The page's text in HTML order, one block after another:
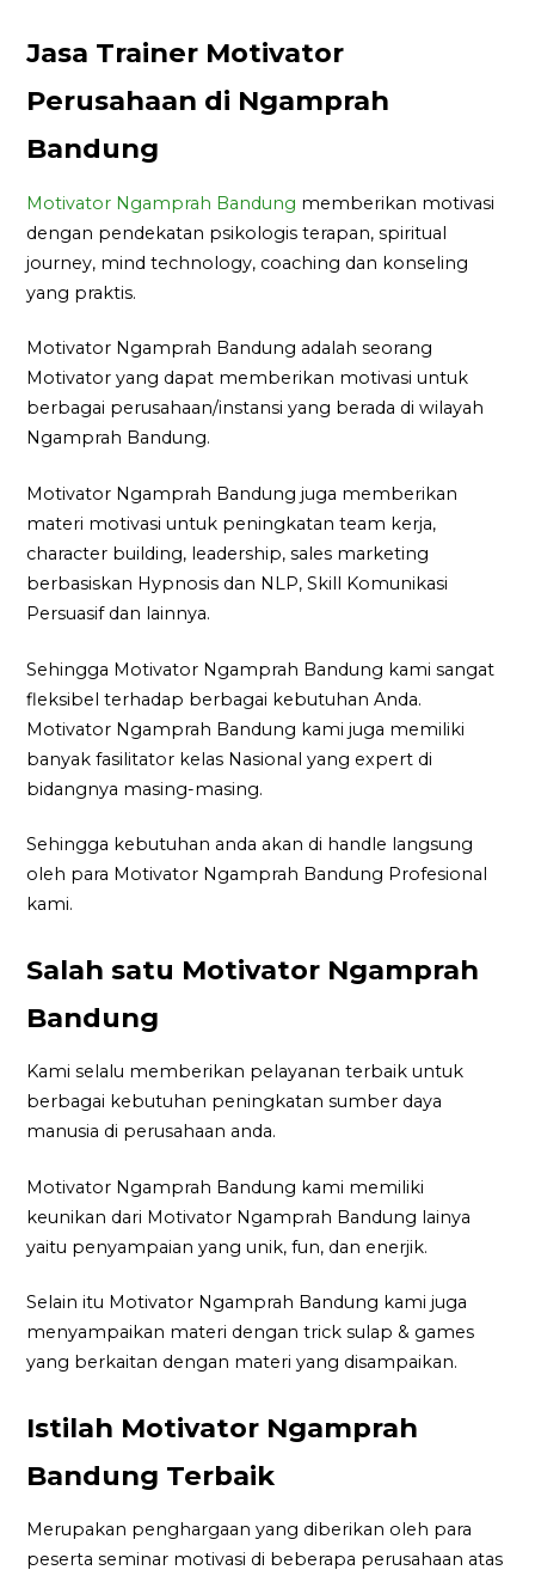
Jasa Trainer Motivator
Perusahaan di Ngamprah
Bandung
Motivator Ngamprah Bandung memberikan motivasi
dengan pendekatan psikologis terapan, spiritual
journey, mind technology, coaching dan konseling
yang praktis.
Motivator Ngamprah Bandung adalah seorang
Motivator yang dapat memberikan motivasi untuk
berbagai perusahaan/instansi yang berada di wilayah
Ngamprah Bandung.
Motivator Ngamprah Bandung juga memberikan
materi motivasi untuk peningkatan team kerja,
character building, leadership, sales marketing
berbasiskan Hypnosis dan NLP, Skill Komunikasi
Persuasif dan lainnya.
Sehingga Motivator Ngamprah Bandung kami sangat
fleksibel terhadap berbagai kebutuhan Anda.
Motivator Ngamprah Bandung kami juga memiliki
banyak fasilitator kelas Nasional yang expert di
bidangnya masing-masing.
Sehingga kebutuhan anda akan di handle langsung
oleh para Motivator Ngamprah Bandung Profesional
kami.
Salah satu Motivator Ngamprah
Bandung
Kami selalu memberikan pelayanan terbaik untuk
berbagai kebutuhan peningkatan sumber daya
manusia di perusahaan anda.
Motivator Ngamprah Bandung kami memiliki
keunikan dari Motivator Ngamprah Bandung lainya
yaitu penyampaian yang unik, fun, dan enerjik.
Selain itu Motivator Ngamprah Bandung kami juga
menyampaikan materi dengan trick sulap & games
yang berkaitan dengan materi yang disampaikan.
Istilah Motivator Ngamprah
Bandung Terbaik
Merupakan penghargaan yang diberikan oleh para
peserta seminar motivasi di beberapa perusahaan atas